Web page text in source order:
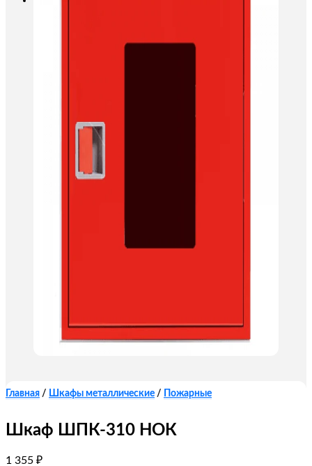
Главная / Шкафы металлические / Пожарные
Шкаф ШПК-310 НОК
1 355 ₽